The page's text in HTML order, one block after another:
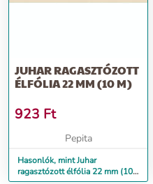
JUHAR RAGASZTÓZOTT
ÉLFÓLIA 22 MM (10 M)
923 Ft
Pepita
Hasonlók, mint Juhar
ragasztózott élfólia 22 mm (10